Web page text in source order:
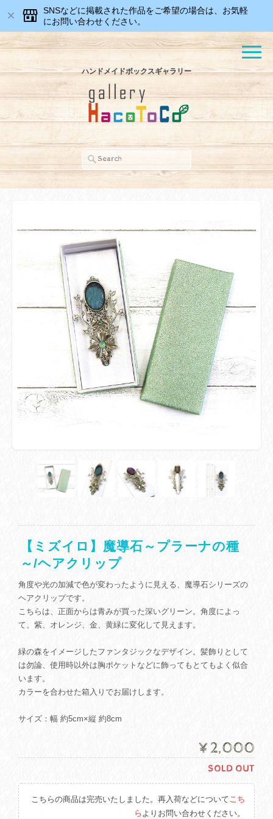
SNSなどに掲載された作品をご希望の場合は、お気軽
にお問い合わせください。
ハンドメイドボックスギャラリー
【ミズイロ】魔導石～プラーナの種
～/ヘアクリップ
角度や光の加減で色が変わったように見える、魔導石シリーズの
ヘアクリップです。
こちらは、正面からは青みが買った深いグリーン。角度によっ
て、紫、オレンジ、金、黄緑に変化して見えます。
緑の森をイメージしたファンタジックなデザイン。髪飾りとして
は勿論、使用時以外は胸ポケットなどに飾ってもとてもよく似合
います。
カラーを合わせた箱入りでお届けします。
サイズ：幅 約5cm×縦 約8cm
¥2,000
SOLD OUT
こちらの商品は完売いたしました。再入荷などについてこち
らよりお問い合わせください。